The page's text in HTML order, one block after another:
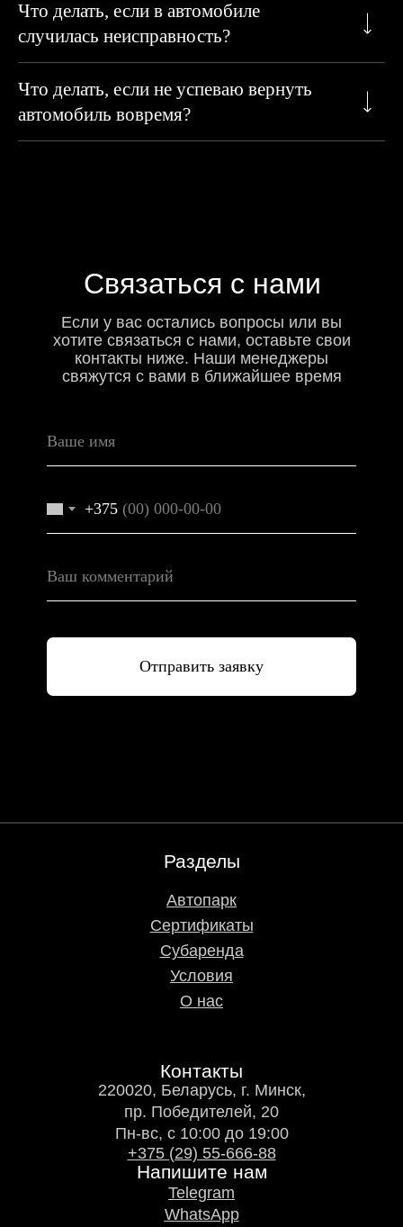
Что делать, если в автомобиле
случилась неисправность?
Что делать, если не успеваю вернуть
автомобиль вовремя?
Связаться с нами
Если у вас остались вопросы или вы
хотите связаться с нами, оставьте свои
контакты ниже. Наши менеджеры
свяжутся с вами в ближайшее время
+375
Отправить заявку
Автопарк
Сертификаты
Субаренда
Условия
О нас
Разделы
Контакты
220020, Беларусь, г. Минск,
пр. Победителей, 20
Пн-вс, с 10:00 до 19:00
+375 (29) 55-666-88
Напишите нам
Telegram
WhatsApp